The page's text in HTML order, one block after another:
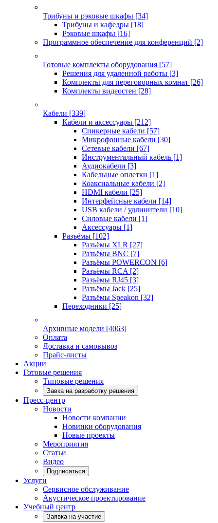
Трибуны и рэковые шкафы [34]
Трибуны и кафедры [18]
Рэковые шкафы [16]
Программное обеспечение для конференций [2]
Готовые комплекты оборудования [57]
Решения для удаленной работы [3]
Комплекты для переговорных комнат [26]
Комплекты видеостен [28]
Кабели [339]
Кабели и аксессуары [212]
Спикерные кабели [57]
Микрофонные кабели [30]
Сетевые кабели [67]
Инструментальный кабель [1]
Аудиокабели [3]
Кабельные оплетки [1]
Коаксиальные кабели [2]
HDMI кабели [25]
Интерфейсные кабели [14]
USB кабели / удлинители [10]
Силовые кабели [1]
Аксессуары [1]
Разъёмы [102]
Разъёмы XLR [27]
Разъёмы BNC [7]
Разъёмы POWERCON [6]
Разъёмы RCA [2]
Разъёмы RJ45 [3]
Разъёмы Jack [25]
Разъёмы Speakon [32]
Переходники [25]
Архивные модели [4063]
Оплата
Доставка и самовывоз
Прайс-листы
Акции
Готовые решения
Типовые решения
Завка на разработку решения
Пресс-центр
Новости
Новости компании
Новинки оборудования
Новые проекты
Мероприятия
Статьи
Видео
Подписаться
Услуги
Сервисное обслуживание
Акустическое проектирование
Учебный центр
Заявка на участие